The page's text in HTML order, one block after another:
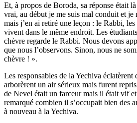
Et, à propos de Boroda, sa réponse était
vrai, au début je me suis mal conduit et je
mais j’en ai retiré une leçon : le Rabbi,
vivent dans le même endroit. Les
chèvre regarde le Rabbi. Nous devons
que nous l’observons. Sinon, nous ne
chèvre ! ».
Les responsables de la Yechiva éclatèrent
arborèrent un air sérieux mais furent
de Nevel était un farceur mais il était vif
remarqué combien il s’occupait bien des
à nouveau à la Yechiva.